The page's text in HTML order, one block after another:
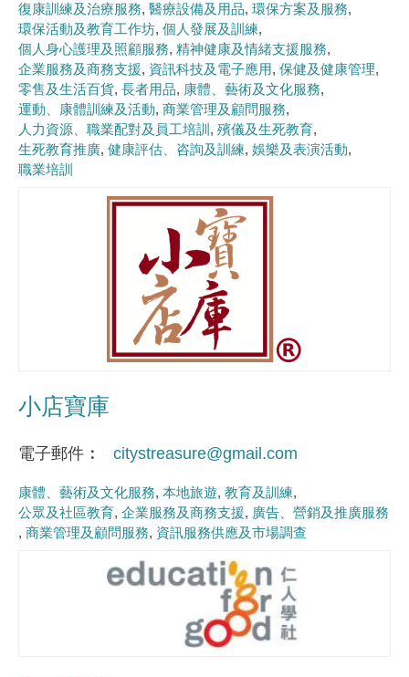
復康訓練及治療服務 醫療設備及用品 環保方案及服務
環保活動及教育工作坊 個人發展及訓練
個人身心護理及照顧服務 精神健康及情緒支援服務
企業服務及商務支援 資訊科技及電子應用 保健及健康管理
零售及生活百貨 長者用品
康體、藝術及文化服務
運動、康體訓練及活動 商業管理及顧問服務
人力資源、職業配對及員工培訓
殯儀及生死教育
生死教育推廣 健康評估、咨詢及訓練 娛樂及表演活動
職業培訓
小店寶庫
電子郵件 citystreasure@gmail.com
康體、藝術及文化服務 本地旅遊 教育及訓練
公眾及社區教育 企業服務及商務支援
廣告、營銷及推廣服務
商業管理及顧問服務 資訊服務供應及市場調查